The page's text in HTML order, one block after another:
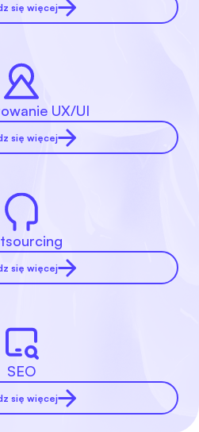
się więcej
UX/UI
się więcej
się więcej
SEO
się więcej